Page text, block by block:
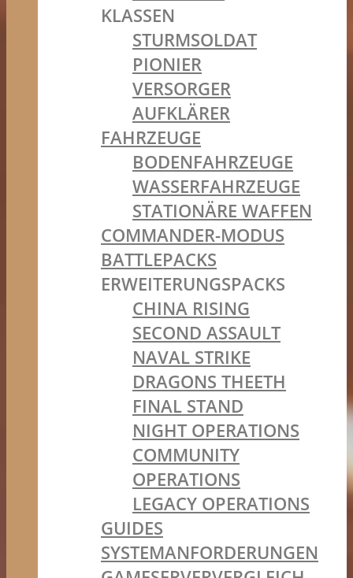
KLASSEN
STURMSOLDAT
PIONIER
VERSORGER
AUFKLÄRER
FAHRZEUGE
BODENFAHRZEUGE
WASSERFAHRZEUGE
STATIONÄRE WAFFEN
COMMANDER-MODUS
BATTLEPACKS
ERWEITERUNGSPACKS
CHINA RISING
SECOND ASSAULT
NAVAL STRIKE
DRAGONS THEETH
FINAL STAND
NIGHT OPERATIONS
COMMUNITY
OPERATIONS
LEGACY OPERATIONS
GUIDES
SYSTEMANFORDERUNGEN